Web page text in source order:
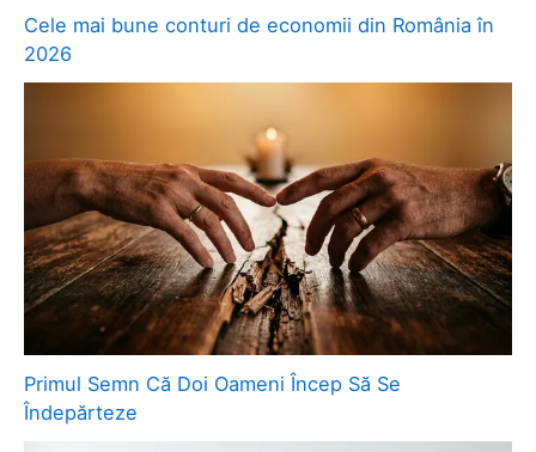
Cele mai bune conturi de economii din România în
2026
Primul Semn Că Doi Oameni Încep Să Se
Îndepărteze